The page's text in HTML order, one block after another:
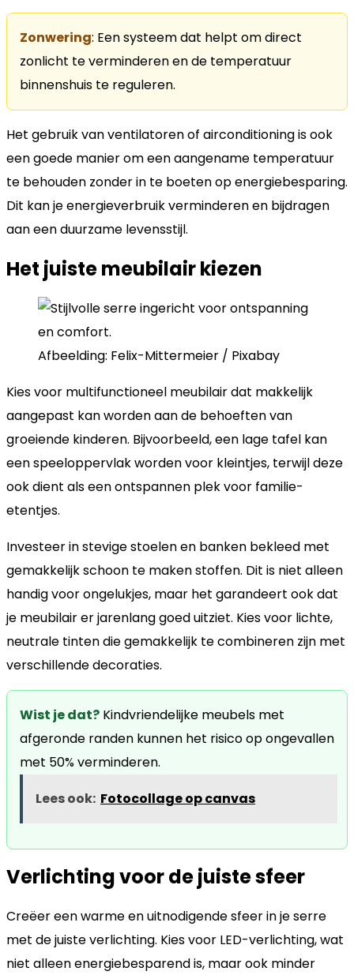
Zonwering: Een systeem dat helpt om direct
zonlicht te verminderen en de temperatuur
binnenshuis te reguleren.
Het gebruik van ventilatoren of airconditioning is ook
een goede manier om een aangename temperatuur
te behouden zonder in te boeten op energiebesparing.
Dit kan je energieverbruik verminderen en bijdragen
aan een duurzame levensstijl.
Het juiste meubilair kiezen
Afbeelding: Felix-Mittermeier / Pixabay
Kies voor multifunctioneel meubilair dat makkelijk
aangepast kan worden aan de behoeften van
groeiende kinderen. Bijvoorbeeld, een lage tafel kan
een speeloppervlak worden voor kleintjes, terwijl deze
ook dient als een ontspannen plek voor familie-
etentjes.
Investeer in stevige stoelen en banken bekleed met
gemakkelijk schoon te maken stoffen. Dit is niet alleen
handig voor ongelukjes, maar het garandeert ook dat
je meubilair er jarenlang goed uitziet. Kies voor lichte,
neutrale tinten die gemakkelijk te combineren zijn met
verschillende decoraties.
Wist je dat? Kindvriendelijke meubels met
afgeronde randen kunnen het risico op ongevallen
met 50% verminderen.
Lees ook: Fotocollage op canvas
Verlichting voor de juiste sfeer
Creëer een warme en uitnodigende sfeer in je serre
met de juiste verlichting. Kies voor LED-verlichting, wat
niet alleen energiebesparend is, maar ook minder